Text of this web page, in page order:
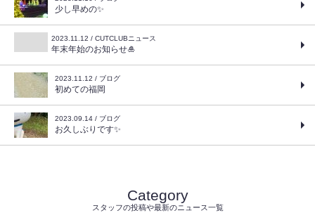
少し早めの✨
2023.11.12 / CUTCLUBニュース
年末年始のお知らせ🎍
2023.11.12 / ブログ
初めての福岡
2023.09.14 / ブログ
お久しぶりです✨
Category
スタッフの投稿や最新のニュース一覧